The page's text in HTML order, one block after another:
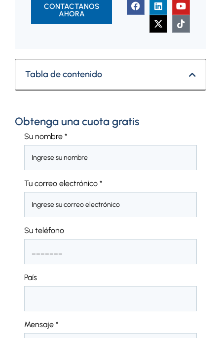
CONTACTANOS
AHORA
Tabla de contenido
Obtenga una cuota gratis
Su nombre *
Tu correo electrónico *
Su teléfono
País
Mensaje *